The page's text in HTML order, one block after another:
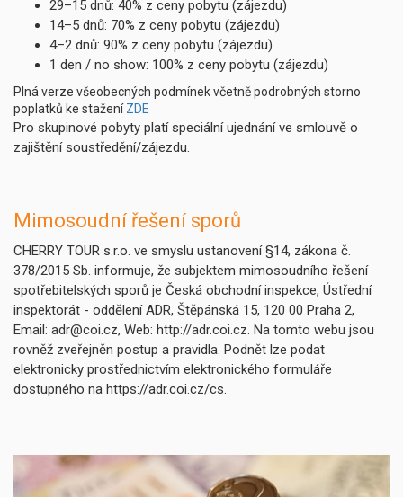
29–15 dnů: 40% z ceny pobytu (zájezdu)
14–5 dnů: 70% z ceny pobytu (zájezdu)
4–2 dnů: 90% z ceny pobytu (zájezdu)
1 den / no show: 100% z ceny pobytu (zájezdu)
Plná verze všeobecných podmínek včetně podrobných storno
poplatků ke staženíZDE
Pro skupinové pobyty platí speciální ujednání ve smlouvě o
zajištění soustředění/zájezdu.
Mimosoudní řešení sporů
CHERRY TOUR s.r.o. ve smyslu ustanovení §14, zákona č.
378/2015 Sb. informuje, že subjektem mimosoudního řešení
spotřebitelských sporů je Česká obchodní inspekce, Ústřední
inspektorát - oddělení ADR, Štěpánská 15, 120 00 Praha 2,
Email: adr@coi.cz, Web: http://adr.coi.cz. Na tomto webu jsou
rovněž zveřejněn postup a pravidla. Podnět lze podat
elektronicky prostřednictvím elektronického formuláře
dostupného na https://adr.coi.cz/cs.